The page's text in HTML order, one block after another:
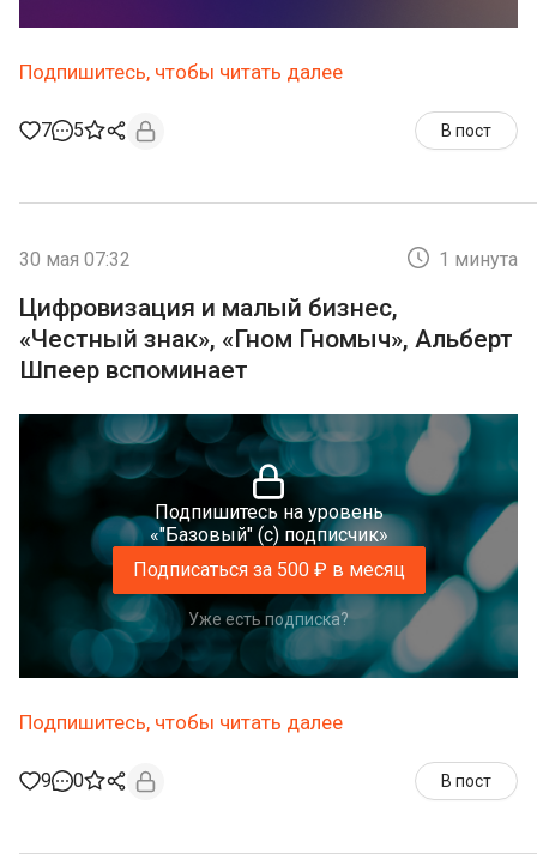
Подпишитесь, чтобы читать далее
7 5 В пост
30 мая 07:32 1 минута
Цифровизация и малый бизнес,
«Честный знак», «Гном Гномыч», Альберт
Шпеер вспоминает
Подпишитесь на уровень
«"Базовый" (с) подписчик»
Подписаться за 500 ₽ в месяц
Уже есть подписка?
Подпишитесь, чтобы читать далее
9 0 В пост